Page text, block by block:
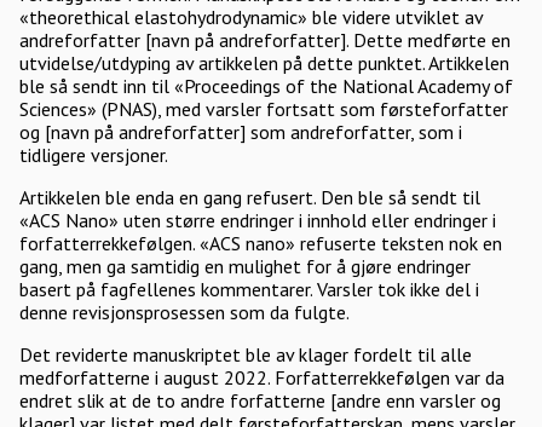
«theorethical elastohydrodynamic» ble videre utviklet av
andreforfatter [navn på andreforfatter]. Dette medførte en
utvidelse/utdyping av artikkelen på dette punktet. Artikkelen
ble så sendt inn til «Proceedings of the National Academy of
Sciences» (PNAS), med varsler fortsatt som førsteforfatter
og [navn på andreforfatter] som andreforfatter, som i
tidligere versjoner.
Artikkelen ble enda en gang refusert. Den ble så sendt til
«ACS Nano» uten større endringer i innhold eller endringer i
forfatterrekkefølgen. «ACS nano» refuserte teksten nok en
gang, men ga samtidig en mulighet for å gjøre endringer
basert på fagfellenes kommentarer. Varsler tok ikke del i
denne revisjonsprosessen som da fulgte.
Det reviderte manuskriptet ble av klager fordelt til alle
medforfatterne i august 2022. Forfatterrekkefølgen var da
endret slik at de to andre forfatterne [andre enn varsler og